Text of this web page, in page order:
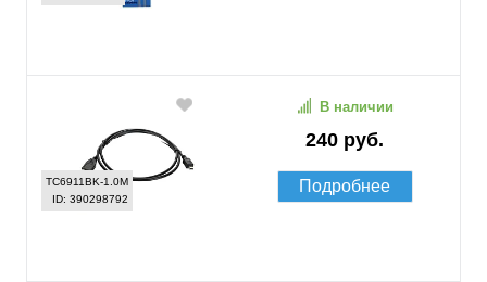
TC6911BK-1.0M
ID: 390298792
240 руб.
В наличии
Подробнее